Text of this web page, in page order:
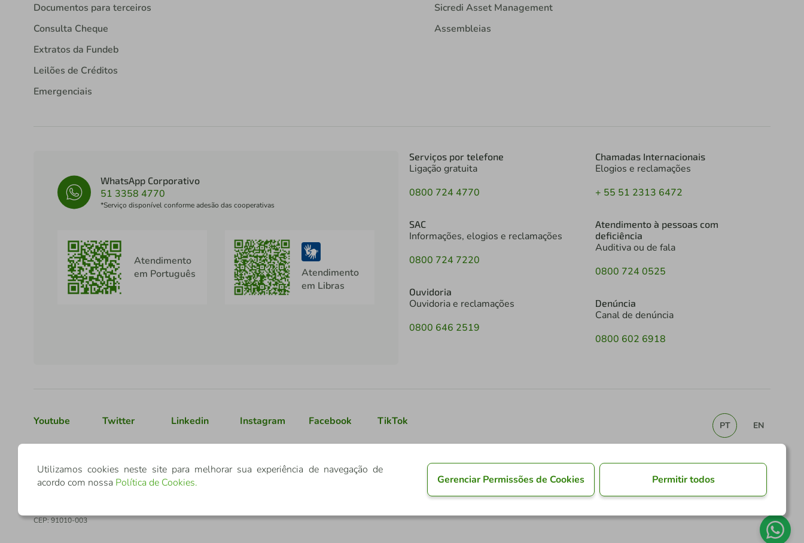
Documentos para terceiros
Consulta Cheque
Extratos da Fundeb
Leilões de Créditos
Emergenciais
Sicredi Asset Management
Assembleias
WhatsApp Corporativo
51 3358 4770
*Serviço disponível conforme adesão das cooperativas
Atendimento
em Português
Atendimento
em Libras
Serviços por telefone
Ligação gratuita
0800 724 4770
SAC
Informações, elogios e reclamações
0800 724 7220
Ouvidoria
Ouvidoria e reclamações
0800 646 2519
Chamadas Internacionais
Elogios e reclamações
+ 55 51 2313 6472
Atendimento à pessoas com
deficiência
Auditiva ou de fala
0800 724 0525
Denúncia
Canal de denúncia
0800 602 6918
Youtube Twitter Linkedin Instagram Facebook TikTok
CNPJ: 03.795.072/0001-60
CEP: 91010-003
PT EN
Utilizamos cookies neste site para melhorar sua experiência de navegação de
acordo com nossa Política de Cookies. Gerenciar Permissões de Cookies Permitir todos